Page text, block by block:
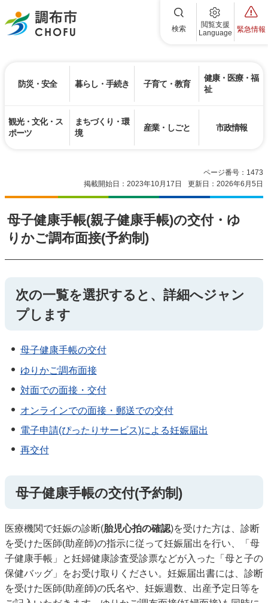
調布市 検索
閲覧支援
Language
緊急情報
防災・安全 暮らし・手続き 子育て・教育
健康・医療・福
祉
観光・文化・ス
ポーツ
まちづくり・環
境
産業・しごと 市政情報
ページ番号：1473
掲載開始日：2023年10月17日
更新日：2026年6月5日
母子健康手帳(親子健康手帳)の交付・ゆ
りかご調布面接(予約制)
次の一覧を選択すると、詳細へジャン
プします
母子健康手帳の交付
ゆりかご調布面接
対面での面接・交付
オンラインでの面接・郵送での交付
電子申請(ぴったりサービス)による妊娠届出
再交付
母子健康手帳の交付(予約制)
医療機関で妊娠の診断(胎児心拍の確認)を受けた方は、診断
を受けた医師(助産師)の指示に従って妊娠届出を行い、「母
子健康手帳」と妊婦健康診査受診票などが入った「母と子の
保健バッグ」をお受け取りください。妊娠届出書には、診断
を受けた医師(助産師)の氏名や、妊娠週数、出産予定日等を